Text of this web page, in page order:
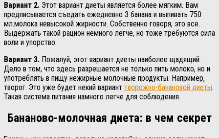
Вариант 2. Этот вариант диеты является более мягким. Вам
предписывается съедать ежедневно 3 банана и выпивать 750
мл.молока невысокой жирности. Собственно говоря, это все.
Выдержать такой рацион немного легче, но тоже требуются сила
воли и упорство.
Вариант 3. Пожалуй, этот вариант диеты наиболее щадящий.
Дело в том, что здесь разрешается не только пить молоко, но и
употреблять в пищу нежирные молочные продукты. Например,
творог. Это уже будет некий вариант творожно-банановой диеты.
Такая система питания намного легче для соблюдения.
Бананово-молочная диета: в чем секрет